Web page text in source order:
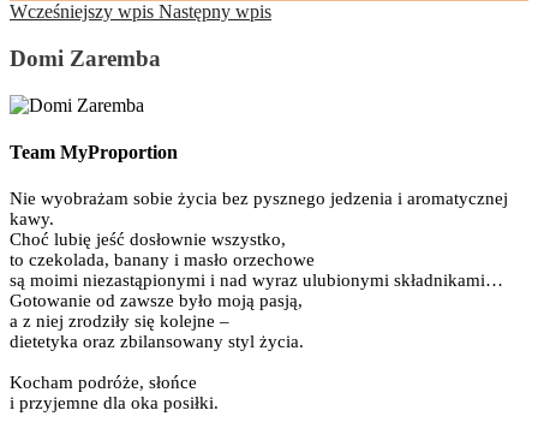
Wcześniejszy wpis Następny wpis
Domi Zaremba
Team MyProportion
Nie wyobrażam sobie życia bez pysznego jedzenia i aromatycznej
kawy.
Choć lubię jeść dosłownie wszystko,
to czekolada, banany i masło orzechowe
są moimi niezastąpionymi i nad wyraz ulubionymi składnikami…
Gotowanie od zawsze było moją pasją,
a z niej zrodziły się kolejne –
dietetyka oraz zbilansowany styl życia.
Kocham podróże, słońce
i przyjemne dla oka posiłki.